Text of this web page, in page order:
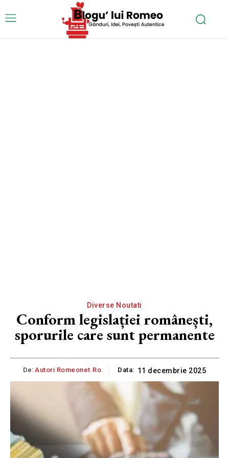
Diverse Noutati
Conform legislației românești,
sporurile care sunt permanente
De: Autori Romeonet.ro Data: 11 decembrie 2025